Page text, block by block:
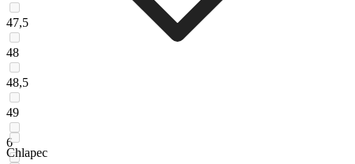
47,5
48
48,5
49
6
Chlapec